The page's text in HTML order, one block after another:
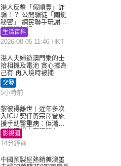
港人反擊「假順豐」詐
騙！？ 公開騙徒「關鍵
秘密」 網民聯手玩謝：
練習緬甸語
生活百科
2026-08-05 11:46 HKT
港人夫婦遊澳門乘的士
拾相機及電池 貪心據為
己有 再入境時被捕
突發
5小時前
黎彼得離世丨近年多次
入ICU 契仔黃宗澤曾施
援手助醫重病：佢瀟灑
一生唔想大家唔開心
影視圈
14分鐘前
中國預製屋熱銷美澳墨